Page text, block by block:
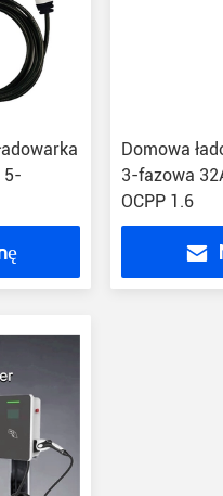
5-
Domowa
3-fazowa
OCPP 1.6